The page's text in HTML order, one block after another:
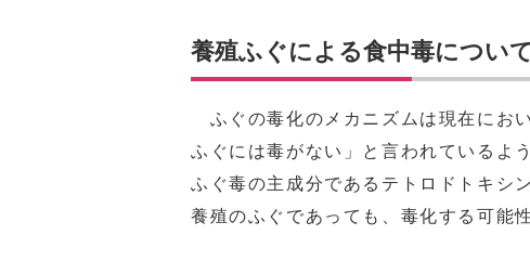
養殖ふぐによる食中毒につい
ふぐの毒化のメカニズムは現在にお
ふぐには毒がない」と言われているよ
ふぐ毒の主成分であるテトロドトキシ
養殖のふぐであっても、毒化する可能